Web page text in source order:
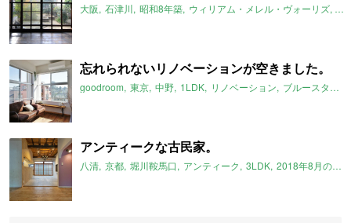
大阪 石津川 昭和8年築 ウィリアム・メレル・ヴォーリズ 一
忘れられないリノベーションが空きました。
goodroom 東京 中野 1LDK リノベーション ブルースタジオ
アンティークな古民家。
八清 京都 堀川鞍馬口 アンティーク 3LDK 2018年8月のおすすめ